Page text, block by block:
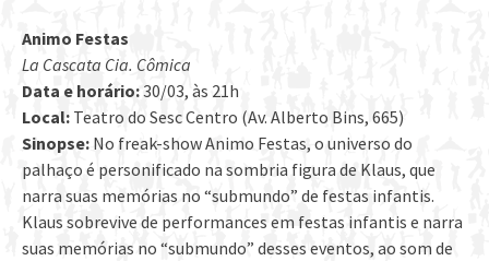
Animo Festas
La Cascata Cia. Cômica
Data e horário:30/03, às 21h
Local: Teatro do Sesc Centro (Av. Alberto Bins, 665)
Sinopse: No freak-show Animo Festas, o universo do
palhaço é personificado na sombria figura de Klaus, que
narra suas memórias no “submundo” de festas infantis.
Klaus sobrevive de performances em festas infantis e narra
suas memórias no “submundo” desses eventos, ao som de